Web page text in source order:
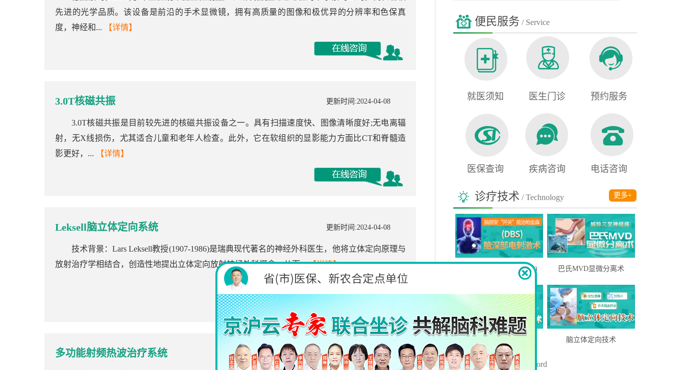
先进的光学品质。该设备是前沿的手术显微镜，拥有高质量的图像和极优异的分辨率和色保真
度，神经和...
【详情】
3.0T核磁共振 更新时间:2024-04-08
3.0T核磁共振是目前较先进的核磁共振设备之一。具有扫描速度快、图像清晰度好;无电离辐
射，无X线损伤，尤其适合儿童和老年人检查。此外，它在软组织的显影能力方面比CT和脊髓造
影更好，...
【详情】
Leksell脑立体定向系统 更新时间:2024-04-08
技术背景：Lars Leksell教授(1907-1986)是瑞典现代著名的神经外科医生，他将立体定向原理与
放射治疗学相结合，创造性地提出立体定向放射神经外科概念，从而...【详情】
多功能射频热波治疗系统 更新时间:2024-04-08
便民服务 / Service
就医须知 医生门诊 预约服务
医保查询 疾病咨询 电话咨询
诊疗技术 / Technology 更多+
脑深部电刺激疗法(DBS) 巴氏MVD显微分离术
脑立体定向技术
关键词/ Key word